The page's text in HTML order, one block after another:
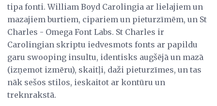
tipa fonti. William Boyd Carolingia ar lielajiem un
mazajiem burtiem, cipariem un pieturzīmēm, un St
Charles - Omega Font Labs. St Charles ir
Carolingian skriptu iedvesmots fonts ar papildu
garu swooping insultu, identisks augšējā un mazā
(izņemot izmēru), skaitļi, daži pieturzīmes, un tas
nāk sešos stilos, ieskaitot ar kontūru un
treknrakstā.